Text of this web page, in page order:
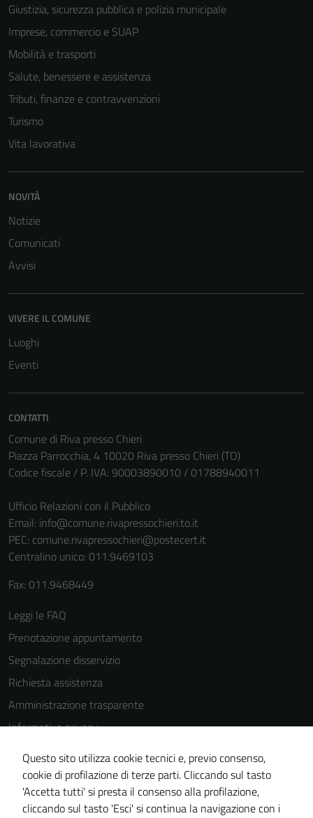
Giustizia, sicurezza pubblica e polizia municipale
Imprese, commercio e SUAP
Mobilità e trasporti
Salute, benessere e assistenza
Tributi, finanze e contravvenzioni
Turismo
Vita lavorativa
NOVITÀ
Notizie
Comunicati
Avvisi
VIVERE IL COMUNE
Luoghi
Eventi
CONTATTI
Comune di Riva presso Chieri
Piazza Parrocchia, 4 10020 Riva presso Chieri (TO)
Codice fiscale / P. IVA: 90003890010 / 01788940011
Ufficio Relazioni con il Pubblico
Email: info@comune.rivapressochieri.to.it
PEC: comune.rivapressochieri@postecert.it
Centralino unico: 011.9469103
Fax: 011.9468449
Leggi le FAQ
Prenotazione appuntamento
Segnalazione disservizio
Richiesta assistenza
Amministrazione trasparente
Informativa privacy
Cookie Policy
Note legali
Dichiarazione di accessibilità
Questo sito utilizza cookie tecnici e, previo consenso,
cookie di profilazione di terze parti. Cliccando sul tasto
'Accetta tutti' si presta il consenso alla profilazione,
cliccando sul tasto 'Esci' si continua la navigazione con i
Tecnici
Questi cookie
sono necessari
per il